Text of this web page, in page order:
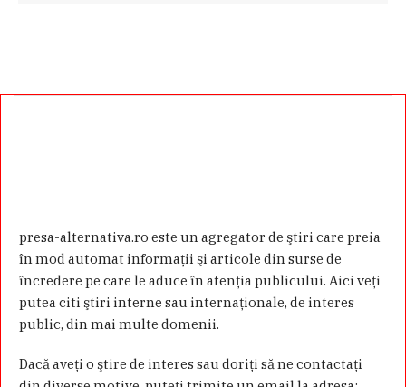
presa-alternativa.ro este un agregator de ştiri care preia
în mod automat informaţii şi articole din surse de
încredere pe care le aduce în atenţia publicului. Aici veţi
putea citi ştiri interne sau internaţionale, de interes
public, din mai multe domenii.
Dacă aveţi o ştire de interes sau doriţi să ne contactaţi